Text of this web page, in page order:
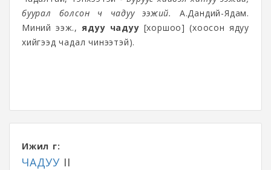
буурал болсон ч чадуу ээжий.
А.Дандий-Ядам.
Миний ээж., ядуу чадуу [хоршоо] (хоосон ядуу
хийгээд чадал чинээтэй).
Ижил үг:
ЧАДУУ II